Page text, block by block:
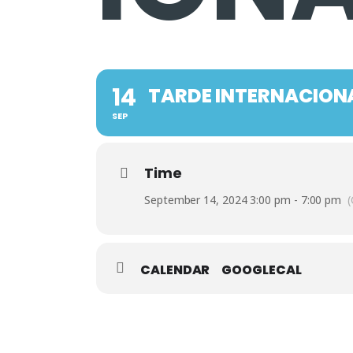
14
SEP
TARDE
Time
September 14, 2024 3:00 pm - 7:00 pm
CALENDAR GOOGLECAL